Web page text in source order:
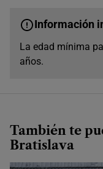
Información
La edad mínima
años.
También te
Bratislava